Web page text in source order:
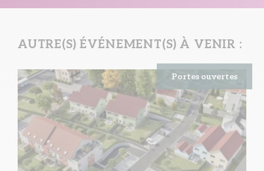
AUTRE(S) ÉVÉNEMENT(S) À VENIR :
Portes ouvertes